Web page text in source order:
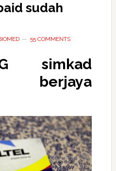
sudah
55 COMMENTS
simkad
berjaya